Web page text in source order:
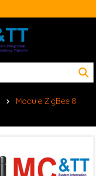
Module ZigBee 8